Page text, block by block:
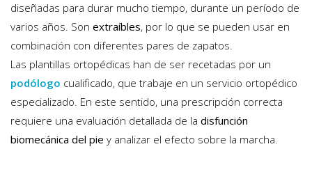
diseñadas para durar mucho tiempo, durante un período de
varios años. Son extraíbles, por lo que se pueden usar en
combinación con diferentes pares de zapatos.
Las plantillas ortopédicas han de ser recetadas por un
podólogo cualificado, que trabaje en un servicio ortopédico
especializado. En este sentido, una prescripción correcta
requiere una evaluación detallada de la disfunción
biomecánica del pie y analizar el efecto sobre la marcha.